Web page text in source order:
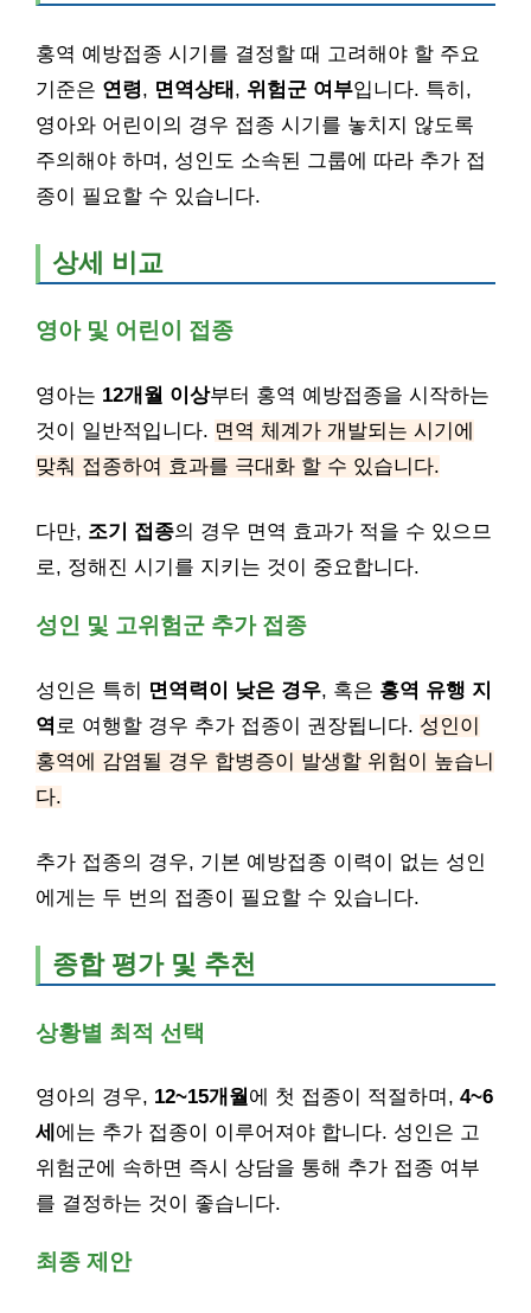
홍역 예방접종 시기를 결정할 때 고려해야 할 주요
기준은 연령, 면역상태 , 위험군 여부입니다. 특히,
영아와 어린이의 경우 접종 시기를 놓치지 않도록
주의해야 하며, 성인도 소속된 그룹에 따라 추가 접
종이 필요할 수 있습니다.
상세 비교
영아 및 어린이 접종
영아는 12개월 이상부터 홍역 예방접종을 시작하는
것이 일반적입니다. 면역 체계가 개발되는 시기에
맞춰 접종하여 효과를 극대화 할 수 있습니다.
다만, 조기 접종의 경우 면역 효과가 적을 수 있으므
로, 정해진 시기를 지키는 것이 중요합니다.
성인 및 고위험군 추가 접종
성인은 특히 면역력이 낮은 경우, 혹은 홍역 유행 지
역 로 여행할 경우 추가 접종이 권장됩니다. 성인이
홍역에 감염될 경우 합병증이 발생할 위험이 높습니
다.
추가 접종의 경우, 기본 예방접종 이력이 없는 성인
에게는 두 번의 접종이 필요할 수 있습니다.
종합 평가 및 추천
상황별 최적 선택
영아의 경우, 12~15개월 에 첫 접종이 적절하며, 4~6
세 에는 추가 접종이 이루어져야 합니다. 성인은 고
위험군에 속하면 즉시 상담을 통해 추가 접종 여부
를 결정하는 것이 좋습니다.
최종 제안